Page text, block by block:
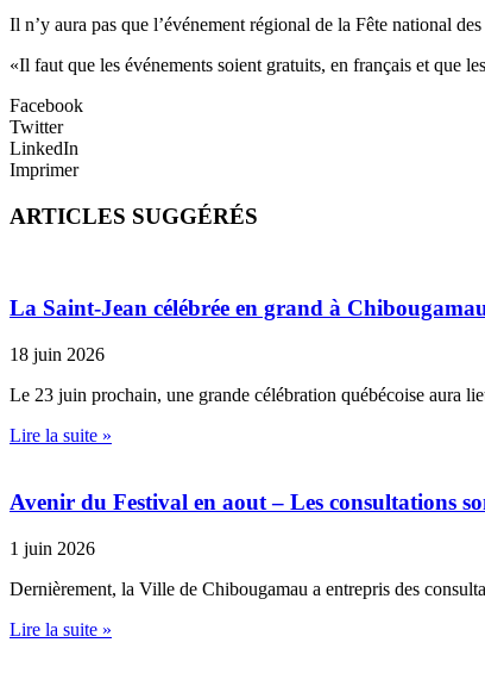
Il n’y aura pas que l’événement régional de la Fête national
«Il faut que les événements soient gratuits, en français et que
Facebook
Twitter
LinkedIn
Imprimer
ARTICLES SUGGÉRÉS
La Saint-Jean célébrée en grand à
18 juin 2026
Le 23 juin prochain, une grande célébration québécoise aura
Lire la suite »
Avenir du Festival en aout – Les consultations
1 juin 2026
Dernièrement, la Ville de Chibougamau a entrepris des
Lire la suite »